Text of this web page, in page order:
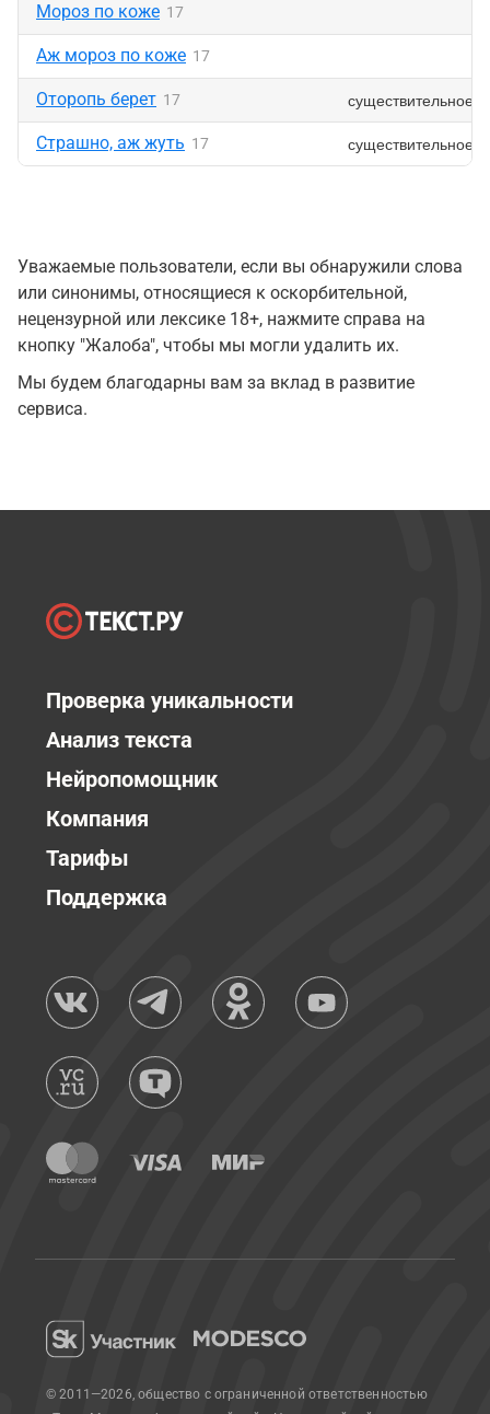
Мороз по коже 17
Аж мороз по коже 17
Оторопь берет 17 существительное
Страшно, аж жуть 17 существительное
Уважаемые пользователи, если вы обнаружили слова
или синонимы, относящиеся к оскорбительной,
нецензурной или лексике 18+, нажмите справа на
кнопку "Жалоба", чтобы мы могли удалить их.
Мы будем благодарны вам за вклад в развитие
сервиса.
Проверка уникальности
Анализ текста
Нейропомощник
Компания
Тарифы
Поддержка
© 2011—2026, общество с ограниченной ответственностью